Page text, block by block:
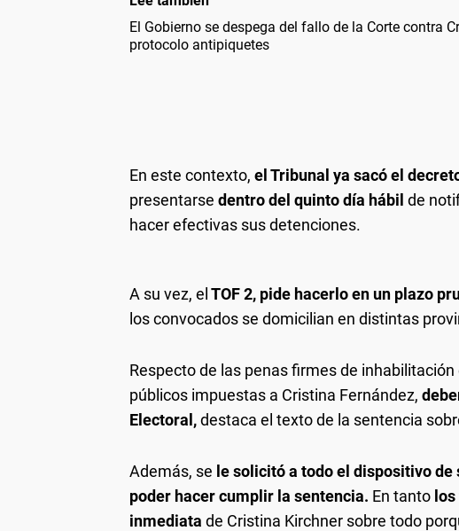
El Gobierno se despega del fallo de la Corte contra
protocolo antipiquetes
En este contexto, el Tribunal ya sacó el
presentarse dentro del quinto día hábil de
hacer efectivas sus detenciones.
A su vez, elTOF 2, pide hacerlo en un plazo
los convocados se domicilian en distintas
Respecto de las penas firmes de
públicos impuestas a Cristina Fernández,
Electoral,destaca el texto de la sentencia
Además, se le solicitó a todo el dispositivo de
poder hacer cumplir la sentencia. En tanto
inmediata de Cristina Kirchner sobre todo